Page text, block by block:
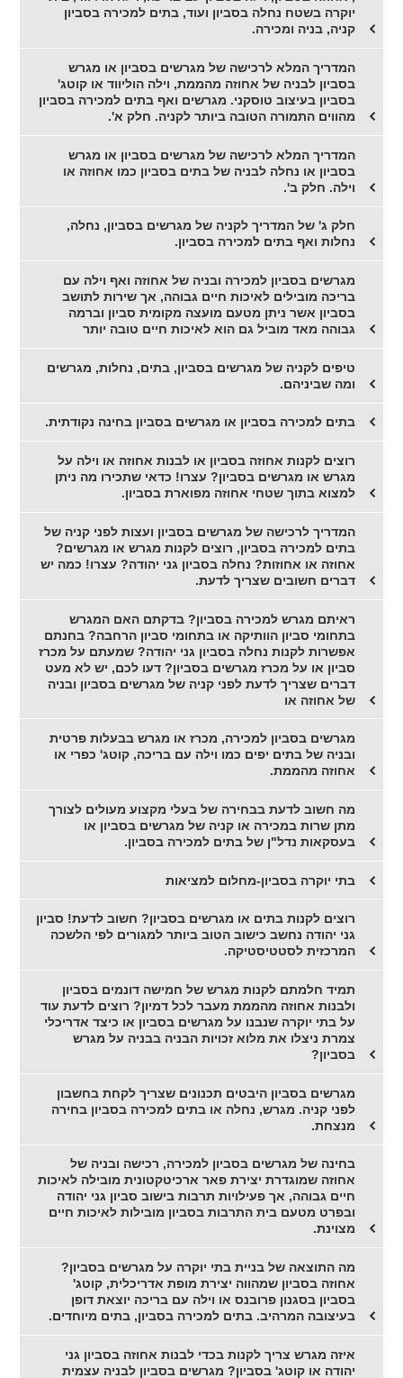
יוקרה בשטח נחלה בסביון ועוד, בתים למכירה בסביון
קניה, בניה ומכירה.
המדריך המלא לרכישה של מגרשים בסביון או מגרש
בסביון לבניה של אחוזה מהממת, וילה הוליווד או קוטג'
בסביון בעיצוב טוסקני. מגרשים ואף בתים למכירה בסביון
מהווים התמורה הטובה ביותר לקניה. חלק א'.
המדריך המלא לרכישה של מגרשים בסביון או מגרש
בסביון או נחלה לבניה של בתים בסביון כמו אחוזה או
וילה. חלק ב'.
חלק ג' של המדריך לקניה של מגרשים בסביון, נחלה,
נחלות ואף בתים למכירה בסביון.
מגרשים בסביון למכירה ובניה של אחוזה ואף וילה עם
בריכה מובילים לאיכות חיים גבוהה, אך שירות לתושב
בסביון אשר ניתן מטעם מועצה מקומית סביון וברמה
גבוהה מאד מוביל גם הוא לאיכות חיים טובה יותר
טיפים לקניה של מגרשים בסביון, בתים, נחלות, מגרשים
ומה שביניהם.
בתים למכירה בסביון או מגרשים בסביון בחינה נקודתית.
רוצים לקנות אחוזה בסביון או לבנות אחוזה או וילה על
מגרש או מגרשים בסביון? עצרו! כדאי שתכירו מה ניתן
למצוא בתוך שטחי אחוזה מפוארת בסביון.
המדריך לרכישה של מגרשים בסביון ועצות לפני קניה של
בתים למכירה בסביון, רוצים לקנות מגרש או מגרשים?
אחוזה או אחוזות? נחלה בסביון גני יהודה? עצרו! כמה יש
דברים חשובים שצריך לדעת.
ראיתם מגרש למכירה בסביון? בדקתם האם המגרש
בתחומי סביון הוותיקה או בתחומי סביון הרחבה? בחנתם
אפשרות לקנות נחלה בסביון גני יהודה? שמעתם על מכרז
סביון או על מכרז מגרשים בסביון? דעו לכם, יש לא מעט
דברים שצריך לדעת לפני קניה של מגרשים בסביון ובניה
של אחוזה או
מגרשים בסביון למכירה, מכרז או מגרש בבעלות פרטית
ובניה של בתים יפים כמו וילה עם בריכה, קוטג' כפרי או
אחוזה מהממת.
מה חשוב לדעת בבחירה של בעלי מקצוע מעולים לצורך
מתן שרות במכירה או קניה של מגרשים בסביון או
בעסקאות נדל"ן של בתים למכירה בסביון.
בתי יוקרה בסביון-מחלום למציאות
רוצים לקנות בתים או מגרשים בסביון? חשוב לדעת! סביון
גני יהודה נחשב כישוב הטוב ביותר למגורים לפי הלשכה
המרכזית לסטטיסטיקה.
תמיד חלמתם לקנות מגרש של חמישה דונמים בסביון
ולבנות אחוזה מהממת מעבר לכל דמיון? רוצים לדעת עוד
על בתי יוקרה שנבנו על מגרשים בסביון או כיצד אדריכלי
צמרת ניצלו את מלוא זכויות הבניה בבניה על מגרש
בסביון?
מגרשים בסביון היבטים תכנונים שצריך לקחת בחשבון
לפני קניה. מגרש, נחלה או בתים למכירה בסביון בחירה
מנצחת.
בחינה של מגרשים בסביון למכירה, רכישה ובניה של
אחוזה שמוגדרת יצירת פאר ארכיטקטונית מובילה לאיכות
חיים גבוהה, אך פעילויות תרבות בישוב סביון גני יהודה
ובפרט מטעם בית התרבות בסביון מובילות לאיכות חיים
מצוינת.
מה התוצאה של בניית בתי יוקרה על מגרשים בסביון?
אחוזה בסביון שמהווה יצירת מופת אדריכלית, קוטג'
בסביון בסגנון פרובנס או וילה עם בריכה יוצאת דופן
בעיצובה המרהיב. בתים למכירה בסביון, בתים מיוחדים.
איזה מגרש צריך לקנות בכדי לבנות אחוזה בסביון גני
יהודה או קוטג' בסביון? מגרשים בסביון לבניה עצמית